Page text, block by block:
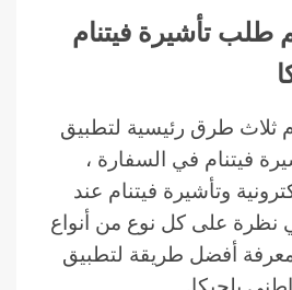
طلب تأشيرة فيتنام
ثلاث طرق رئيسية لتطبيق
فيتنام في السفارة ،
وتأشيرة فيتنام عند
نظرة على كل نوع من أنواع
أفضل طريقة لتطبيق